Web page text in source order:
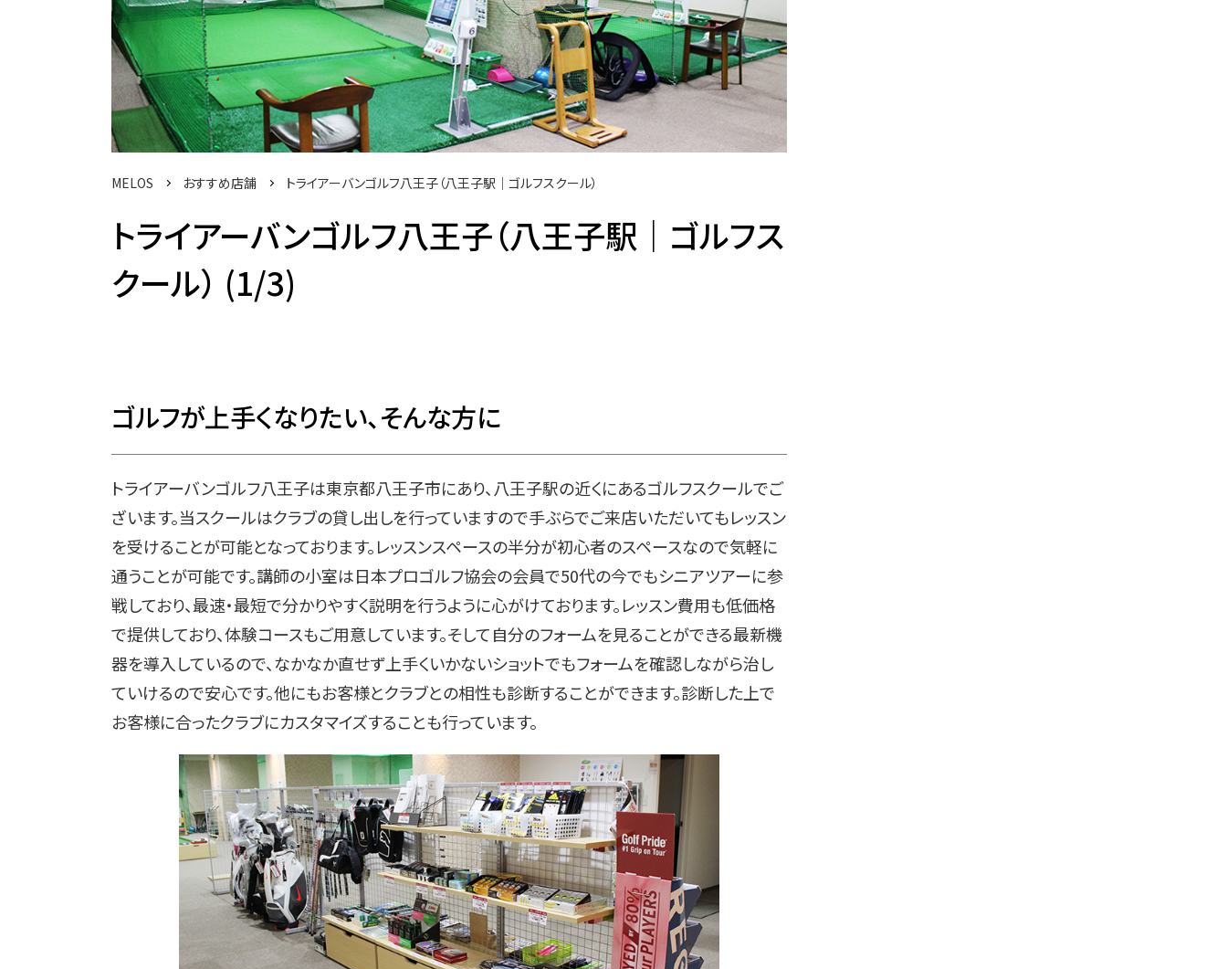
MELOS おすすめ店舗 トライアーバンゴルフ八王子（八王子駅｜ゴルフスクール）
トライアーバンゴルフ八王子（八王子駅｜ゴルフス
クール） (1/3)
ゴルフが上手くなりたい、そんな方に
トライアーバンゴルフ八王子は東京都八王子市にあり、八王子駅の近くにあるゴルフスクールでご
ざいます。当スクールはクラブの貸し出しを行っていますので手ぶらでご来店いただいてもレッスン
を受けることが可能となっております。レッスンスペースの半分が初心者のスペースなので気軽に
通うことが可能です。講師の小室は日本プロゴルフ協会の会員で50代の今でもシニアツアーに参
戦しており、最速・最短で分かりやすく説明を行うように心がけております。レッスン費用も低価格
で提供しており、体験コースもご用意しています。そして自分のフォームを見ることができる最新機
器を導入しているので、なかなか直せず上手くいかないショットでもフォームを確認しながら治し
ていけるので安心です。他にもお客様とクラブとの相性も診断することができます。診断した上で
お客様に合ったクラブにカスタマイズすることも行っています。